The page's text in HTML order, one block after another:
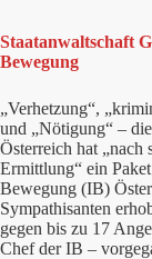
Staatanwaltschaft
Bewegung
„Verhetzung“,
und „Nötigung“ –
Österreich hat „nach
Ermittlung“ ein
Bewegung (IB)
Sympathisanten
gegen bis zu 17
Chef der IB –